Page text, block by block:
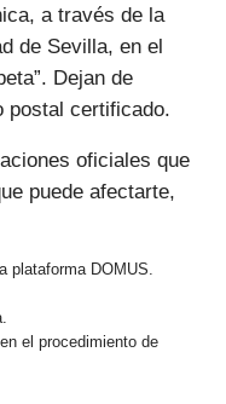
a través de la
de Sevilla, en el
Dejan de
postal certificado.
oficiales que
puede afectarte,
plataforma DOMUS.
el procedimiento de